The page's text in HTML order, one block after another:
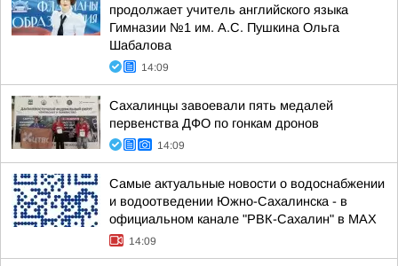
продолжает учитель английского языка
Гимназии №1 им. А.С. Пушкина Ольга
Шабалова
14:09
Сахалинцы завоевали пять медалей
первенства ДФО по гонкам дронов
14:09
Самые актуальные новости о водоснабжении
и водоотведении Южно-Сахалинска - в
официальном канале "РВК-Сахалин" в MAX
14:09